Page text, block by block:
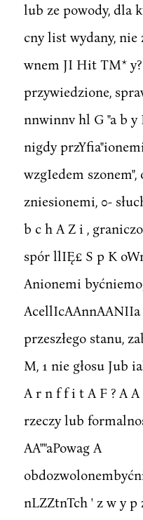
lub ze powody, dla
cny list wydany, nie
wnem JI Hit TM*
przywiedzione,
nnwinnv hl G "a b y
nigdy
wzgIedem szonem",
zniesionemi, 0-
b c h A Z i ,
spór llIĘ£ S p K
Anionemi
AcellIcAAnnAANIIa
przeszłego stanu,
M, 1 nie głosu Jub
A r n f f i t A F ? A
rzeczy lub
AA""aPowag A
nLZZtnTch ' z w y p